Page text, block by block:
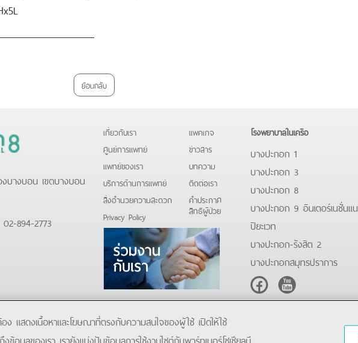
ย้อนกลับ
บางบอน เขตบางบอน
02-894-2773
เกี่ยวกับเรา
ศูนย์การแพทย์
แพทย์ของเรา
บริการด้านการแพทย์
สิ่งอำนวยความสะดวก
Privacy Policy
แพคเกจ
ข่าวสาร
บทความ
ติดต่อเรา
คําประกาศ
สิทธิผู้ป่วย
โรงพยาบาลในเครือ
บางปะกอก 1
บางปะกอก 3
บางปะกอก 8
บางปะกอก 9 อินเตอร์เนชั่นแ
ปิยะเวท
บางปะกอก-รังสิต 2
บางปะกอกสมุทรปราการ
FacebookYoutube
อง แสดงเนื้อหาและโฆษณาที่ตรงกับความสนใจของผู้ใช้ เปิดให้ใช้
ข้อมูลของเรา เรายังแบ่งปันข้อมูลการใช้งานไซต์กับพาร์ทเนอร์โซเชียลมี